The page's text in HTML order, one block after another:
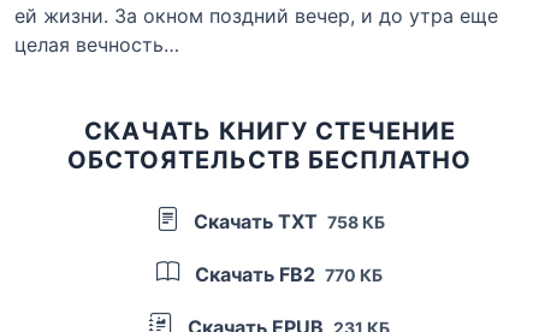
ей жизни. За окном поздний вечер, и до утра еще
целая вечность…
СКАЧАТЬ КНИГУ СТЕЧЕНИЕ
ОБСТОЯТЕЛЬСТВ БЕСПЛАТНО
Скачать TXT 758 КБ
Скачать FB2 770 КБ
Скачать EPUB 231 КБ